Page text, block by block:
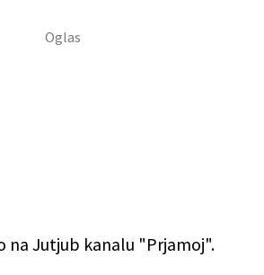
na Jutjub kanalu "Prjamoj".